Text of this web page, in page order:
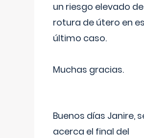
un riesgo elevado de
rotura de útero en
último caso.
Muchas gracias.
Buenos días Janire,
acerca el final del